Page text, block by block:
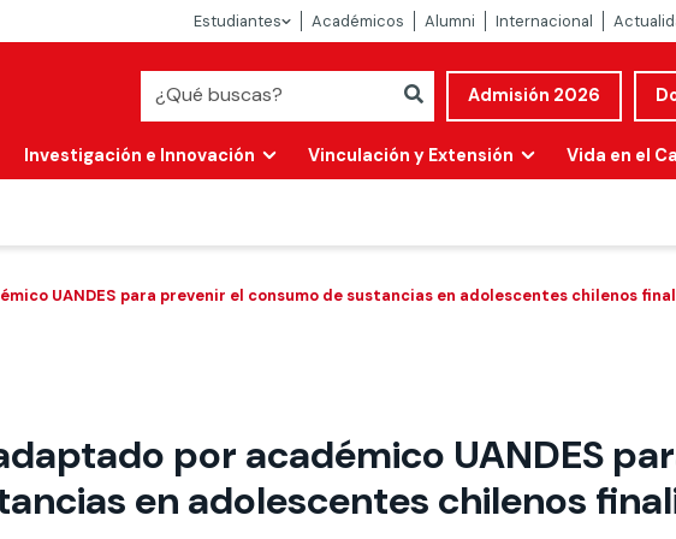
Estudiantes Académicos Alumni Internacional
Admisión 2026
Investigación e Innovación Vinculación y Extensión Vida en el
UANDES para prevenir el consumo de sustancias en adolescentes chilenos
por académico UANDES
en adolescentes chilenos